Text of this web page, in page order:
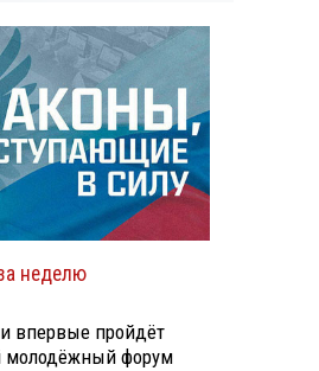
неделю
впервые пройдёт
форум